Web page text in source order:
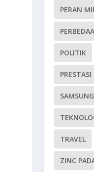
PERAN
POLITIK
SAMSUNG
TRAVEL
ZINC